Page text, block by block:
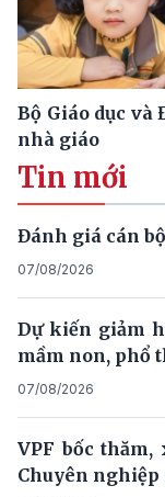
Bộ Giáo dục và
nhà giáo
Tin mới
Đánh giá cán
07/08/2026
Dự kiến giảm
mầm non, phổ
07/08/2026
VPF bốc
Chuyên nghiệp